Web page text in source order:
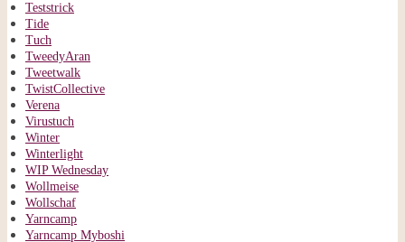
Teststrick
Tide
Tuch
TweedyAran
Tweetwalk
TwistCollective
Verena
Virustuch
Winter
Winterlight
WIP Wednesday
Wollmeise
Wollschaf
Yarncamp
Yarncamp Myboshi